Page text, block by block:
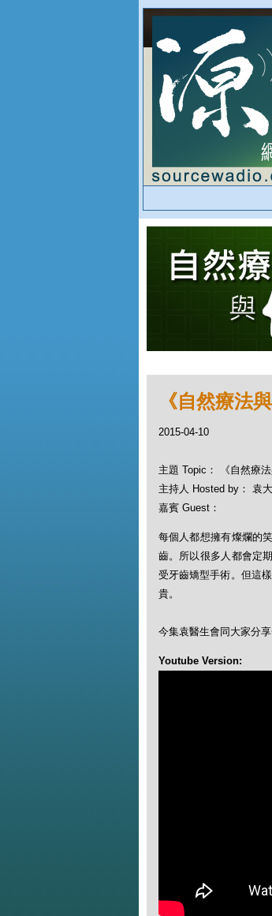
《自然療法
2015-04-10
主題 Topic： 《自然療
主持人 Hosted by： 袁
嘉賓 Guest：
每個人都想擁有燦爛的
齒。所以很多人都會定
受牙齒矯型手術。但這
貴。
今集袁醫生會同大家分
Youtube Version: